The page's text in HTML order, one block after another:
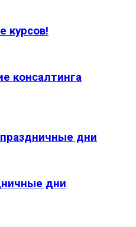
курсов!
консалтинга
дни
дни